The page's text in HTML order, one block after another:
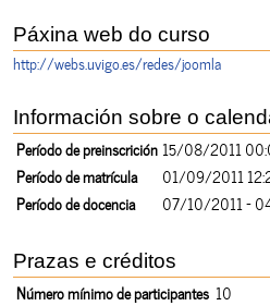
Páxina web do curso
http://webs.uvigo.es/redes/joomla
Información sobre o
Período de preinscrición 15/08/2011
Período de matrícula
01/09/2011
Período de docencia
07/10/2011 -
Prazas e créditos
Número mínimo de participantes 10